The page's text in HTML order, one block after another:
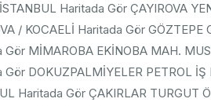
Haritada Gör ÇAYIROVA
/ KOCAELİ Haritada Gör
Gör MİMAROBA EKİNOBA MAH.
Gör DOKUZPALMİYELER PETROL
Haritada Gör ÇAKIRLAR TURGUT